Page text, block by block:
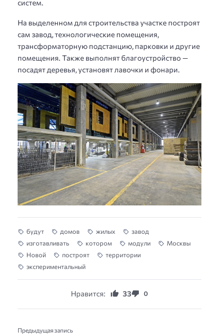
систем.
На выделенном для строительства участке построят
сам завод, технологические помещения,
трансформаторную подстанцию, парковки и другие
помещения. Также выполнят благоустройство —
посадят деревья, установят лавочки и фонари.
будут домов жилых
завод
изготавливать
котором модули
Москвы
Новой
построят
территории
экспериментальный
Нравится: 33 0
Предыдущая запись